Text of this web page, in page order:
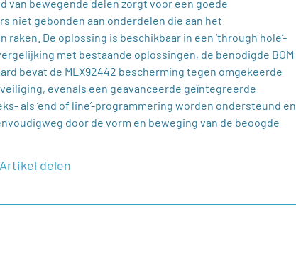
van bewegende delen zorgt voor een goede
niet gebonden aan onderdelen die aan het
De oplossing is beschikbaar in een ‘through hole’-
met bestaande oplossingen, de benodigde BOM
bevat de MLX92442 bescherming tegen omgekeerde
evenals een geavanceerde geïntegreerde
als ‘end of line’-programmering worden ondersteund en
door de vorm en beweging van de beoogde
Artikel delen